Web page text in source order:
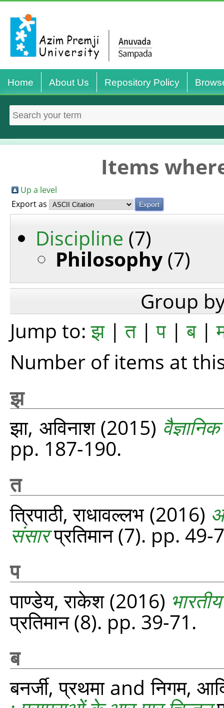
Home About Us Repository Policy
Items
Up a level
Export as
Discipline (7)
Philosophy (7)
Group
Jump to:झ|त|प |ब|
Number of items at
झ
झा, अविनाश(2015)
pp. 187-190.
त
त्रिपाठी, राधावल्लभ (2016)
संसारप्रतिमान (7). pp. 49-
प
पाण्डेय, राकेश(2016)
प्रतिमान (8). pp. 39-71.
ब
बनर्जी, प्रथमाandनिगम,